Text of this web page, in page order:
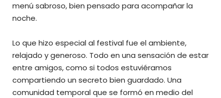
menú sabroso, bien pensado para acompañar la
noche.
Lo que hizo especial al festival fue el ambiente,
relajado y generoso. Todo en una sensación de estar
entre amigos, como si todos estuviéramos
compartiendo un secreto bien guardado. Una
comunidad temporal que se formó en medio del